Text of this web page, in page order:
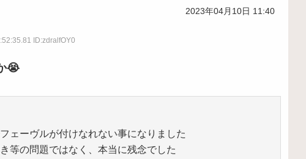
2023年04月10日 11:40
ID:zdralfOY0
😭
ェーヴルが付けなれない事になりました
等の問題ではなく、本当に残念でした